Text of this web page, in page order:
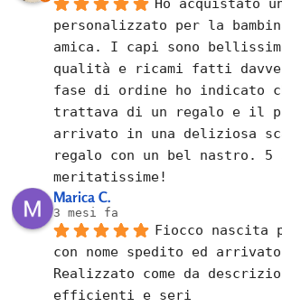
personalizzato per la
amica. I capi sono
qualità e ricami fatti
fase di ordine ho indicato
trattava di un regalo e il
arrivato in una deliziosa
regalo con un bel nastro.
meritatissime!
Marica C.
3 mesi fa
Fiocco nascita
con nome spedito ed
Realizzato come da
efficienti e seri